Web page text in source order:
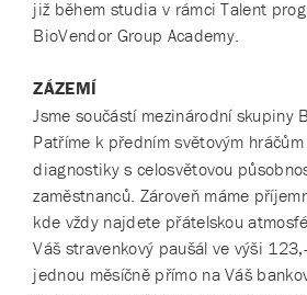
již během studia v rámci Talent
BioVendor Group Academy.
ZÁZEMÍ
Jsme součástí mezinárodní skupiny
Patříme k předním světovým
diagnostiky s celosvětovou
zaměstnanců. Zároveň máme
kde vždy najdete přátelskou
Váš stravenkový paušál ve výši
jednou měsíčně přímo na Váš